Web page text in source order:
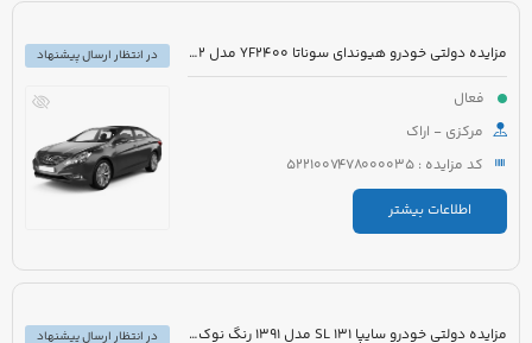
مزایده دولتی خودرو هیوندای سوناتا YF2400 مدل 2012 رنگ سفید متالیک
فعال
مرکزی - اراک
کد مزایده : 5221007478000035
اطلاعات بیشتر
در انتظار ارسال پیشنهاد
مزایده دولتی خودرو سایپا 131 SL مدل 1391 رنگ نوک مدادی متالیک
در انتظار ارسال پیشنهاد